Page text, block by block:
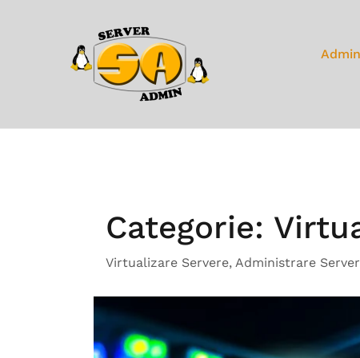
Categorie:
Virtualizare Servere, Administrare